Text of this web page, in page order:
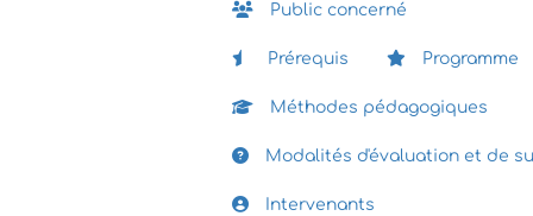
Public concerné
Prérequis Programme
Méthodes pédagogiques
Modalités d'évaluation et de
Intervenants